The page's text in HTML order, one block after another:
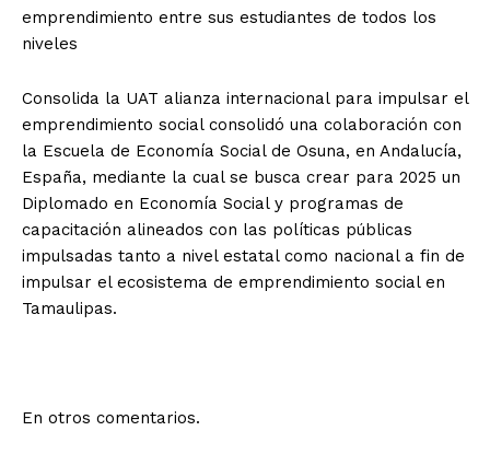
emprendimiento entre sus estudiantes de todos los
niveles
Consolida la UAT alianza internacional para impulsar el
emprendimiento social consolidó una colaboración con
la Escuela de Economía Social de Osuna, en Andalucía,
España, mediante la cual se busca crear para 2025 un
Diplomado en Economía Social y programas de
capacitación alineados con las políticas públicas
impulsadas tanto a nivel estatal como nacional a fin de
impulsar el ecosistema de emprendimiento social en
Tamaulipas.
En otros comentarios.